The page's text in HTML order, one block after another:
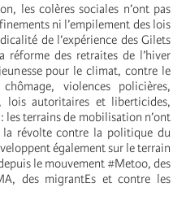
les colères sociales n’ont pas
ni l’empilement des lois
de l’expérience des Gilets
des retraites de l’hiver
pour le climat, contre le
violences policières,
lois autoritaires et liberticides,
terrains de mobilisation n’ont
la révolte contre la politique du
également sur le terrain
le mouvement #Metoo, des
des migrantEs et contre les